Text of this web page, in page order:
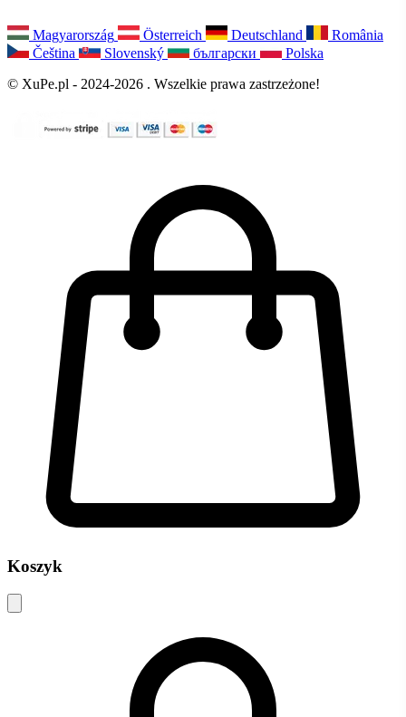
Magyarország Österreich Deutschland
România
Čeština
Slovenský български
Polska
© XuPe.pl - 2024-2026 . Wszelkie prawa zastrzeżone!
Koszyk